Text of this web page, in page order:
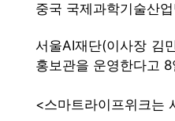
중국 국제과학기술산
서울AI재단(이사장 김
홍보관을 운영한다고
<스마트라이프위크는